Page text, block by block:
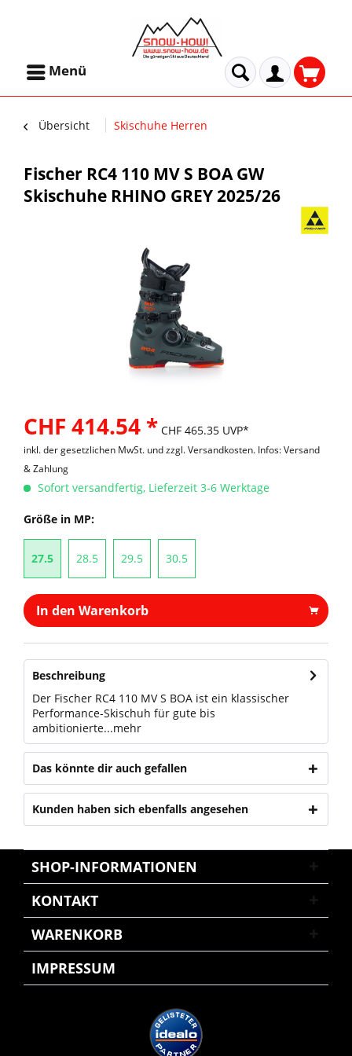
Menü
Übersicht Skischuhe Herren
Fischer RC4 110 MV S BOA GW
Skischuhe RHINO GREY 2025/26
CHF 414.54 * CHF 465.35 UVP*
inkl. der gesetzlichen MwSt. undzzgl. Versandkosten. Infos: Versand
& Zahlung
Sofort versandfertig, Lieferzeit 3-6 Werktage
Größe in MP:
27.5 28.5 29.5 30.5
In den Warenkorb
Beschreibung
Der Fischer RC4 110 MV S BOA ist ein klassischer
Performance-Skischuh für gute bis
ambitionierte...mehr
Das könnte dir auch gefallen
Kunden haben sich ebenfalls angesehen
SHOP-INFORMATIONEN
KONTAKT
WARENKORB
IMPRESSUM